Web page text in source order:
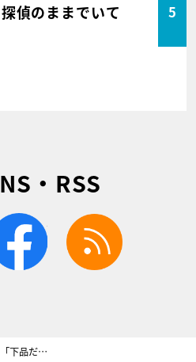
偵のままでいて 5
・RSS
facebook
有吉「下品だなと思う」マツコの飲食店で“ヤメとけばいいのにと思うこと”